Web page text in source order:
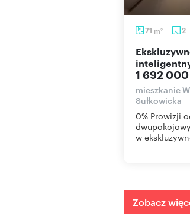
71 m2 2
Ekskluzywne 2-pokojowe mieszkanie z
1 692 000
mieszkanie
Sułkowicka
0% Prowizji
w
Zobacz